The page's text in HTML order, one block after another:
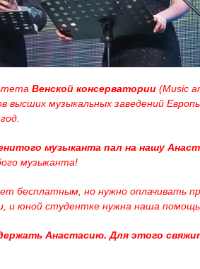
Венской консерватории (Music
высших музыкальных заведений
музыканта пал на нашу
музыканта!
бесплатным, но нужно оплачивать
и юной студентке нужна наша
Анастасию. Для этого